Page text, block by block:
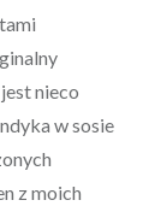
nieco
w sosie
z moich